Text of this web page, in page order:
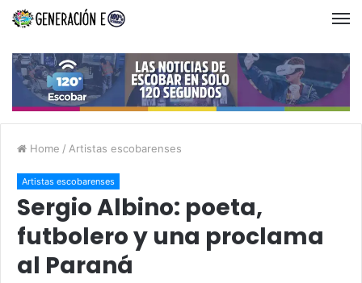
Home / Artistas escobarenses
Artistas escobarenses
Sergio Albino: poeta,
futbolero y una proclama
al Paraná